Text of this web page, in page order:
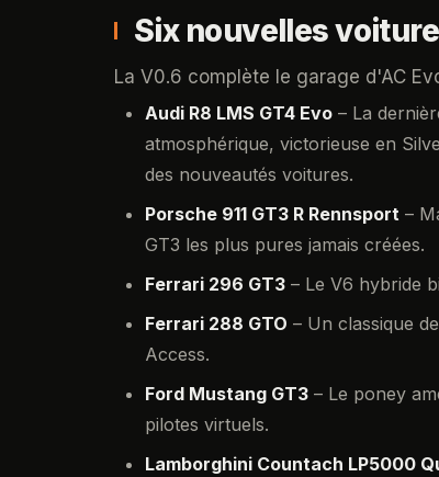
Six nouvelles
La V0.6 complète le garage d'AC
Audi R8 LMS GT4 Evo – La
atmosphérique, victorieuse en
des nouveautés voitures.
Porsche 911 GT3 R Rennsport –
GT3 les plus pures jamais créées.
Ferrari 296 GT3 – Le V6 hybride
Ferrari 288 GTO – Un classique
Access.
Ford Mustang GT3 – Le poney
pilotes virtuels.
Lamborghini Countach LP5000